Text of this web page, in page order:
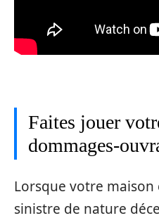
Faites jouer
dommages-
Lorsque votre
sinistre de nature